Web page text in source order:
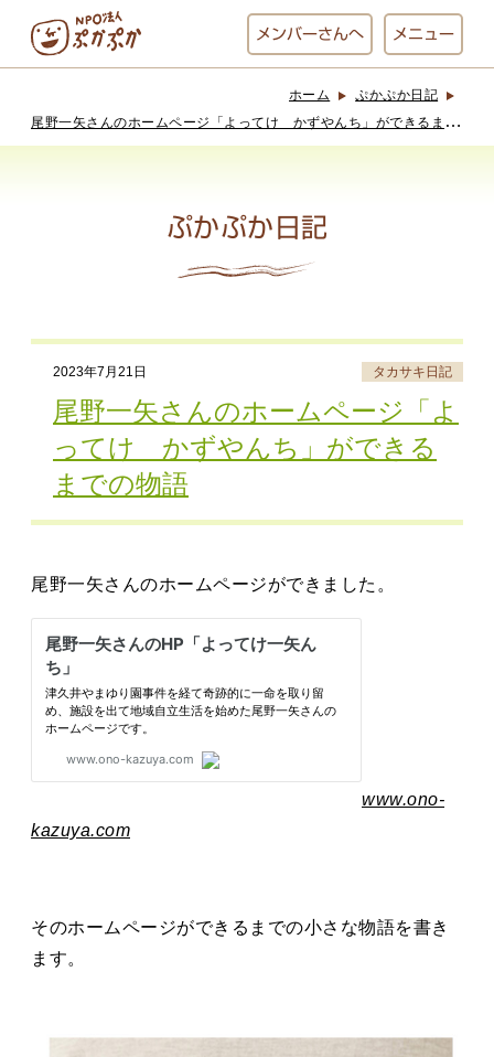
メンバーさんへ メニュー
ぷかぷか
お休み中
アート屋
わんど
でんぱた
お問い合わせ
ホーム ぷかぷか日記
尾
野一矢さんのホームページ「よってけ かずやんち」ができるまでの物語
ぷかぷか日記
2023年7月21日 タカサキ日記
尾野一矢さんのホームページ「よ
ってけ かずやんち」ができる
までの物語
尾野一矢さんのホームページができました。
www.ono-
kazuya.com
そのホームページができるまでの小さな物語を書き
ます。